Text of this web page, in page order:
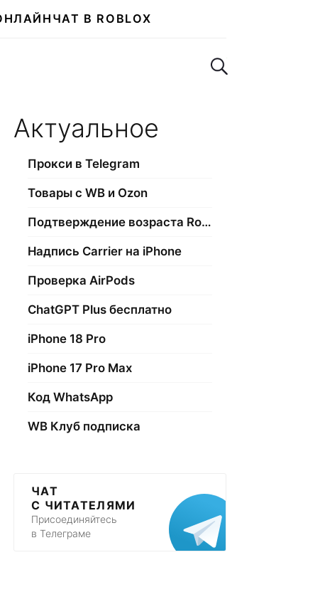
ЧАТ В ROBLOX
Поиск по сайту
Актуальное
Прокси в Telegram
Товары с WB и Ozon
Подтверждение возраста Roblox
Надпись Carrier на iPhone
Проверка AirPods
ChatGPT Plus бесплатно
iPhone 18 Pro
iPhone 17 Pro Max
Код WhatsApp
WB Клуб подписка
ЧАТ
С ЧИТАТЕЛЯМИ
Присоединяйтесь
в Телеграме